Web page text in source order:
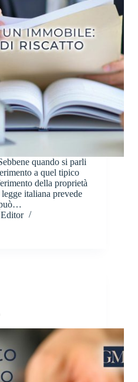
quando si parli
a quel tipico
della proprietà
italiana prevede